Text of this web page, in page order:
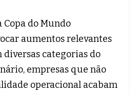
Copa do Mundo
aumentos relevantes
diversas categorias do
empresas que não
operacional acabam